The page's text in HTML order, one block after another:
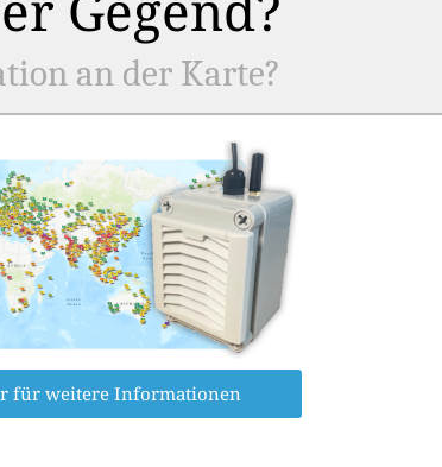
an der Karte?
für weitere Informationen